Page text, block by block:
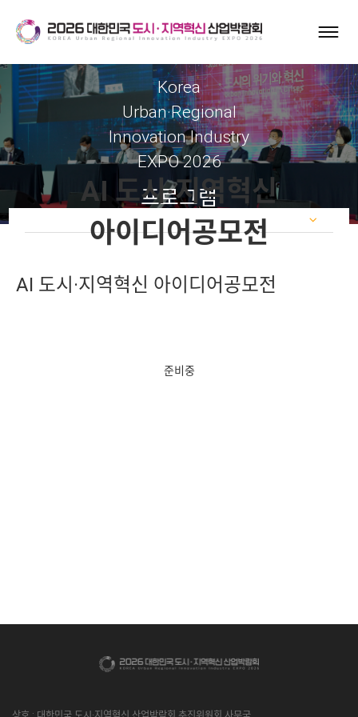
Korea
Urban·Regional
Innovation Industry
EXPO 2026
프로그램
AI 도시·지역혁신
아이디어공모전
AI 도시·지역혁신 아이디어공모전
준비중